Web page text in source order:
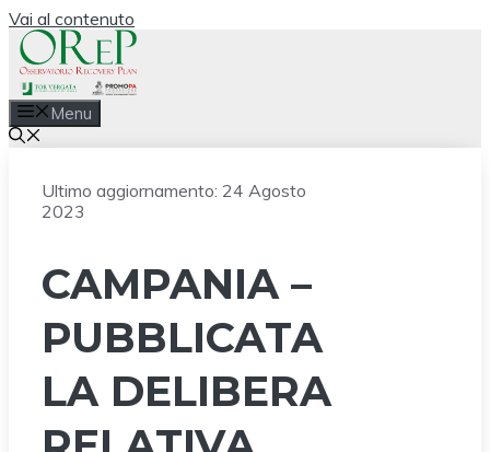
Vai al contenuto
Menu
Ultimo aggiornamento: 24 Agosto
2023
CAMPANIA –
PUBBLICATA
LA DELIBERA